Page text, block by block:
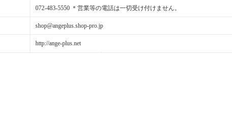
072-483-5550 ＊営業等の電話は一切受け付けません。
shop@angeplus.shop-pro.jp
http://ange-plus.net